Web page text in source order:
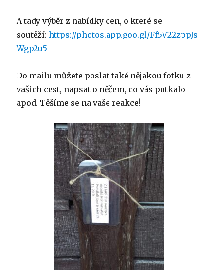
A tady výběr z nabídky cen, o které se
soutěží:https://photos.app.goo.gl/Ff5V22zppJs
Wgp2u5
Do mailu můžete poslat také nějakou fotku z
vašich cest, napsat o něčem, co vás potkalo
apod. Těšíme se na vaše reakce!